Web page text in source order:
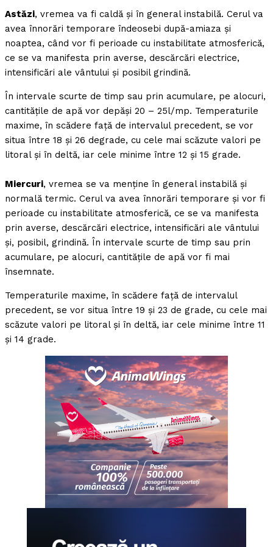
Astăzi, vremea va fi caldă și în general instabilă. Cerul va
avea înnorări temporare îndeosebi după-amiaza și
noaptea, când vor fi perioade cu instabilitate atmosferică,
ce se va manifesta prin averse, descărcări electrice,
intensificări ale vântului și posibil grindină.
În intervale scurte de timp sau prin acumulare, pe alocuri,
cantitățile de apă vor depăși 20 – 25l/mp. Temperaturile
maxime, în scădere față de intervalul precedent, se vor
situa între 18 și 26 degrade, cu cele mai scăzute valori pe
litoral și în deltă, iar cele minime între 12 și 15 grade.
Miercuri, vremea se va menține în general instabilă și
normală termic. Cerul va avea înnorări temporare și vor fi
perioade cu instabilitate atmosferică, ce se va manifesta
prin averse, descărcări electrice, intensificări ale vântului
și, posibil, grindină. În intervale scurte de timp sau prin
acumulare, pe alocuri, cantitățile de apă vor fi mai
însemnate.
Temperaturile maxime, în scădere față de intervalul
precedent, se vor situa între 19 și 23 de grade, cu cele mai
scăzute valori pe litoral și în deltă, iar cele minime între 11
și 14 grade.